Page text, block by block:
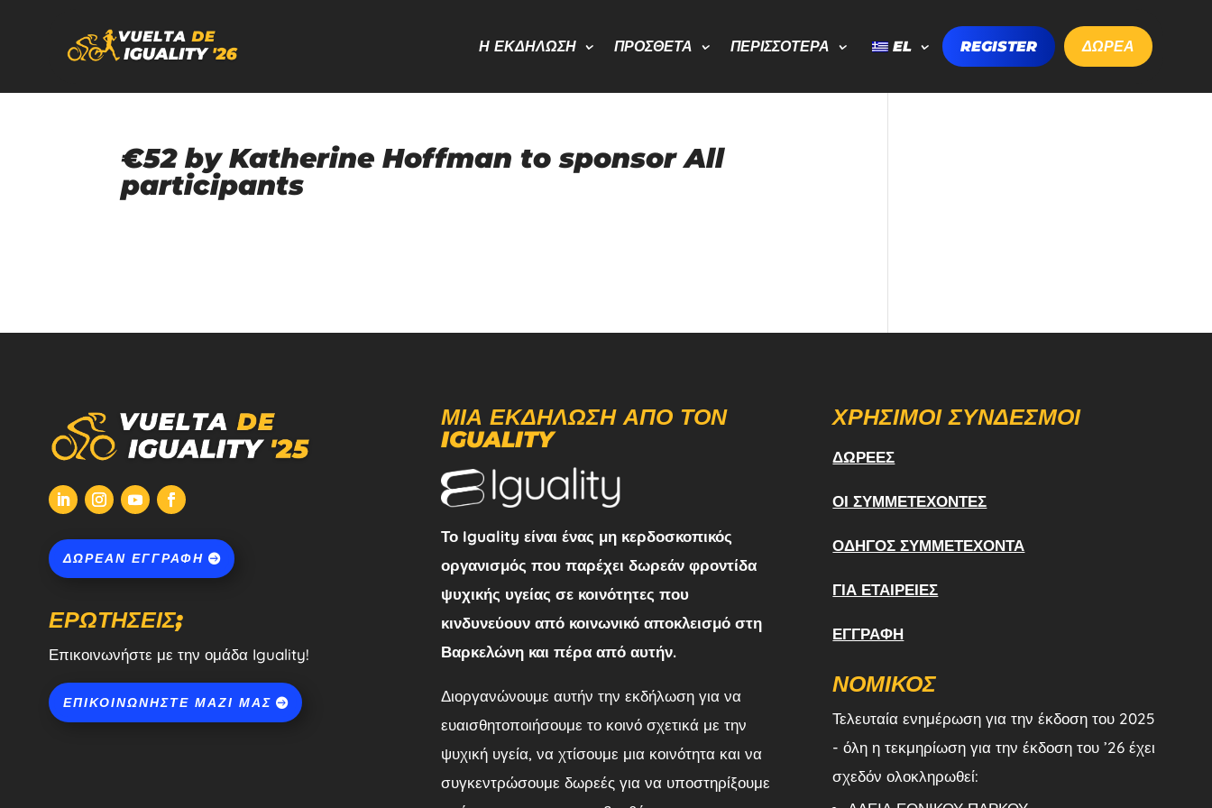
Η ΕΚΔΉΛΩΣΗ ΠΡΌΣΘΕΤΑ ΠΕΡΙΣΣΌΤΕΡΑ EL REGISTER ΔΩΡΕΑ
€52 by Katherine Hoffman to sponsor All
participants
ΔΩΡΕΆΝ ΕΓΓΡΑΦΉ
ΕΡΩΤΉΣΕΙΣ;
Επικοινωνήστε με την ομάδα Iguality!
ΕΠΙΚΟΙΝΩΝΉΣΤΕ ΜΑΖΊ ΜΑΣ
ΜΙΑ ΕΚΔΉΛΩΣΗ ΑΠΌ ΤΟΝ
IGUALITY
Το Iguality είναι ένας μη κερδοσκοπικός
οργανισμός που παρέχει δωρεάν φροντίδα
ψυχικής υγείας σε κοινότητες που
κινδυνεύουν από κοινωνικό αποκλεισμό στη
Βαρκελώνη και πέρα από αυτήν.
Διοργανώνουμε αυτήν την εκδήλωση για να
ευαισθητοποιήσουμε το κοινό σχετικά με την
ψυχική υγεία, να χτίσουμε μια κοινότητα και να
συγκεντρώσουμε δωρεές για να υποστηρίξουμε
ΧΡΉΣΙΜΟΙ ΣΎΝΔΕΣΜΟΙ
ΔΩΡΕΈΣ
ΟΙ ΣΥΜΜΕΤΈΧΟΝΤΕΣ
ΟΔΗΓΌΣ ΣΥΜΜΕΤΈΧΟΝΤΑ
ΓΙΑ ΕΤΑΙΡΕΊΕΣ
ΕΓΓΡΑΦΉ
ΝΟΜΙΚΌΣ
Τελευταία ενημέρωση για την έκδοση του 2025
- όλη η τεκμηρίωση για την έκδοση του ’26 έχει
σχεδόν ολοκληρωθεί: